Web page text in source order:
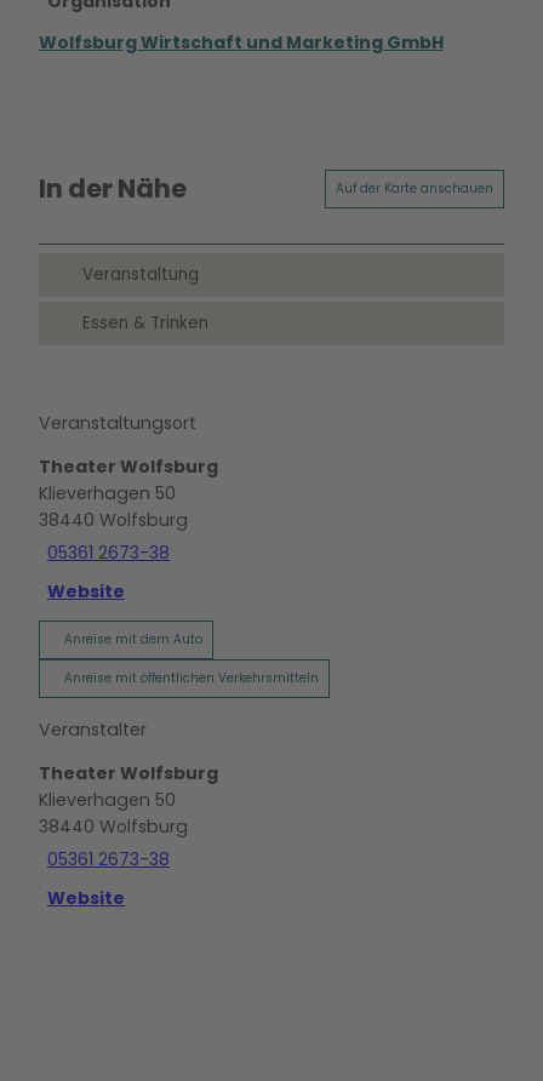
Wolfsburg Wirtschaft und Marketing GmbH
In der Nähe Auf der Karte anschauen
Veranstaltung
Essen & Trinken
Veranstaltungsort
Theater Wolfsburg
Klieverhagen 50
38440 Wolfsburg
05361 2673-38
Website
Anreise mit dem Auto
Anreise mit öffentlichen Verkehrsmitteln
Veranstalter
Theater Wolfsburg
Klieverhagen 50
38440 Wolfsburg
05361 2673-38
Website